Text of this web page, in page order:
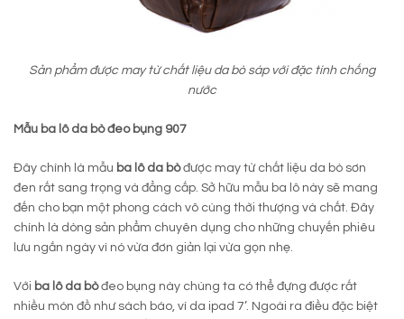
Sản phẩm được may từ chất liệu da bò sáp với đặc tính chống
nước
Mẫu ba lô da bò đeo bụng 907
Đây chính là mẫu ba lô da bòđược may từ chất liệu da bò sơn
đen rất sang trọng và đẳng cấp. Sở hữu mẫu ba lô này sẽ mang
đến cho bạn một phong cách vô cùng thời thượng và chất. Đây
chính là dòng sản phẩm chuyên dụng cho những chuyến phiêu
lưu ngắn ngày vì nó vừa đơn giản lại vừa gọn nhẹ.
Với ba lô da bòđeo bụng này chúng ta có thể đựng được rất
nhiều món đồ như sách báo, ví da ipad 7’. Ngoài ra điều đặc biệt